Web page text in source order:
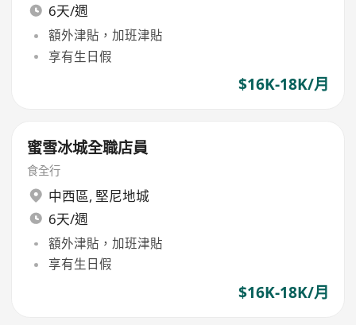
6天/週
額外津貼，加班津貼
享有生日假
$16K-18K/月
蜜雪冰城全職店員
食全行
中西區, 堅尼地城
6天/週
額外津貼，加班津貼
享有生日假
$16K-18K/月